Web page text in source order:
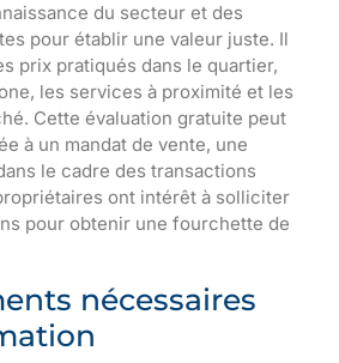
du secteur et des
pour établir une valeur juste. Il
prix pratiqués dans le quartier,
les services à proximité et les
Cette évaluation gratuite peut
à un mandat de vente, une
le cadre des transactions
ont intérêt à solliciter
pour obtenir une fourchette de
nécessaires